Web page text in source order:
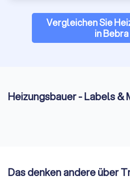
Vergleichen Sie
in Bebra
Heizungsbauer - Labels
Das denken andere über